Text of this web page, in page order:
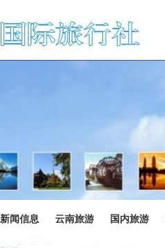
新闻信息 云南旅游 国内旅游